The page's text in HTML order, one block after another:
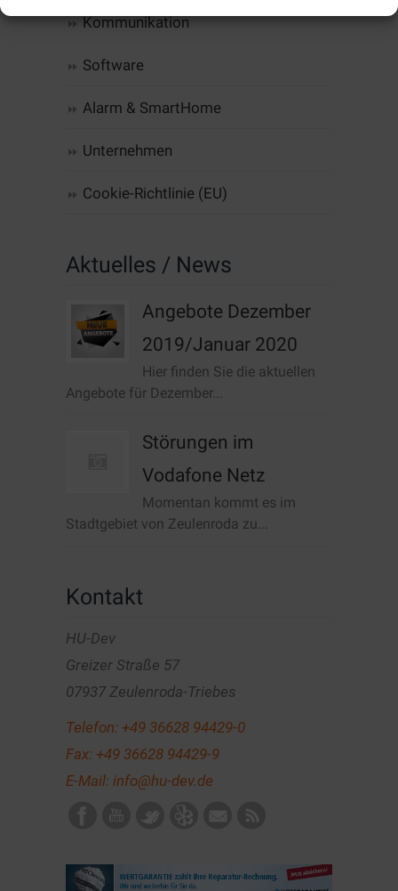
Kommunikation
Software
Alarm & SmartHome
Unternehmen
Cookie-Richtlinie (EU)
Aktuelles / News
Angebote Dezember
2019/Januar 2020
Hier finden Sie die aktuellen
Angebote für Dezember...
Störungen im
Vodafone Netz
Momentan kommt es im
Stadtgebiet von Zeulenroda zu...
Kontakt
HU-Dev
Greizer Straße 57
07937 Zeulenroda-Triebes
Telefon: +49 36628 94429-0
Fax: +49 36628 94429-9
E-Mail: info@hu-dev.de